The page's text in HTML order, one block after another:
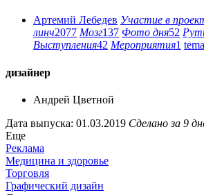
Артемий Лебедев Участие в
линч2077 Мозг137 Фото дня52
Выступления42 Мероприятия1
дизайнер
Андрей Цветной
Дата выпуска: 01.03.2019 Сделано за 9
Еще
Реклама
Медицина и здоровье
Торговля
Графический дизайн